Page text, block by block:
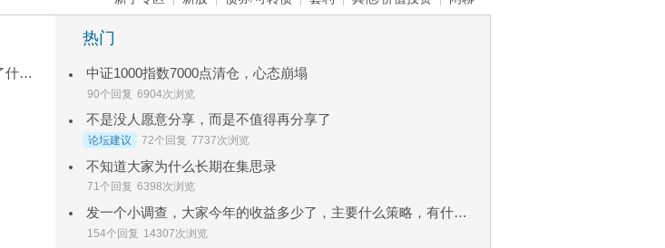
最近我也在思考，什么样的投资才是安心的投资，投资为了什么？
热门
中证1000指数7000点清仓，心态崩塌
90个回复 6904次浏览
不是没人愿意分享，而是不值得再分享了
论坛建议 72个回复 7737次浏览
不知道大家为什么长期在集思录
71个回复 6398次浏览
发一个小调查，大家今年的收益多少了，主要什么策略，有什么得失？
154个回复 14307次浏览